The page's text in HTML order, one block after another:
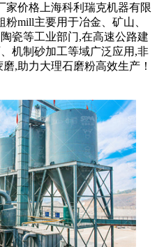
家价格上海科利瑞克机器有限
粉mill主要用于冶金、矿山、
瓷等工业部门,在高速公路建
机制砂加工等域广泛应用,非
,助力大理石磨粉高效生产！